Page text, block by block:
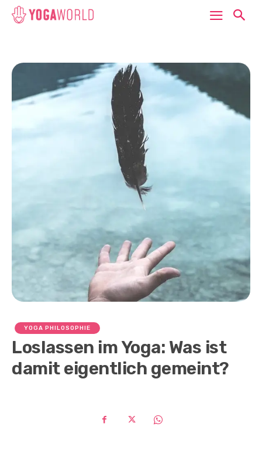
YOGA PHILOSOPHIE
Loslassen im Yoga: Was ist
damit eigentlich gemeint?